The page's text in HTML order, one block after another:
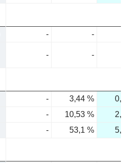
-
-
- -
- 3,44 %
- 10,53 %
- 53,1 %